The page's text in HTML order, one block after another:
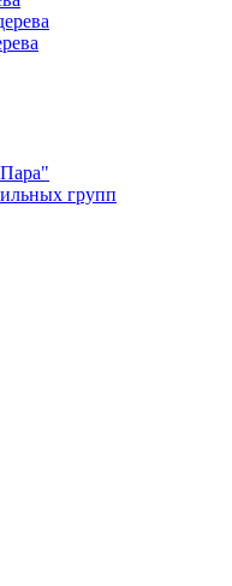
групп